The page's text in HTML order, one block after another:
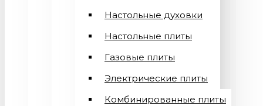
Настольные духовки
Настольные плиты
Газовые плиты
Электрические плиты
Комбинированные плиты